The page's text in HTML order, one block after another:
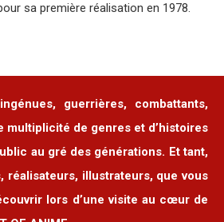
sa première réalisation en 1978.
guerrières, combattants,
multiplicité de genres et d’histoires
au gré des générations. Et tant,
réalisateurs, illustrateurs, que vous
lors d’une visite au cœur de